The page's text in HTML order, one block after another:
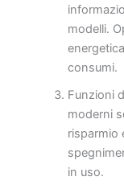
modelli.
consumi.
Funzioni
moderni
risparmio
in uso.